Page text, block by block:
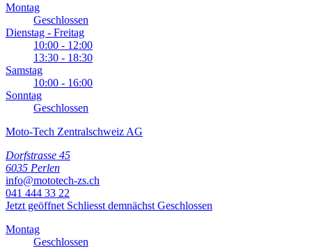
Montag
Geschlossen
Dienstag - Freitag
10:00 - 12:00
13:30 - 18:30
Samstag
10:00 - 16:00
Sonntag
Geschlossen
Moto-Tech Zentralschweiz AG
Dorfstrasse 45
6035 Perlen
info@mototech-zs.ch
041 444 33 22
Jetzt geöffnet Schliesst demnächst Geschlossen
Montag
Geschlossen